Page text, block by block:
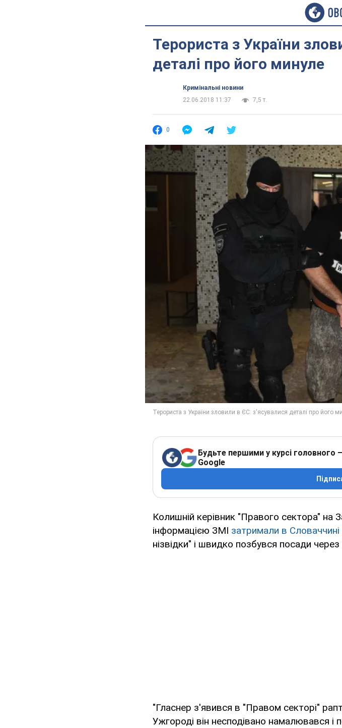
Терориста з України
деталі про його минуле
Кримінальні новини
22.06.2018 11:37
7,5 т.
0
Будьте першими у курсі головного
Google
Колишній керівник "Правого сектора" на
інформацією ЗМІ затримали в
нізвідки" і швидко позбувся посади через
"Гласнер з'явився в "Правом секторі"
Ужгороді він несподівано намалювався і